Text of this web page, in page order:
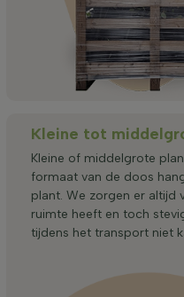
Kleine tot
Kleine of middelgrote
formaat van de doos
plant. We zorgen er altijd
ruimte heeft en toch
tijdens het transport niet